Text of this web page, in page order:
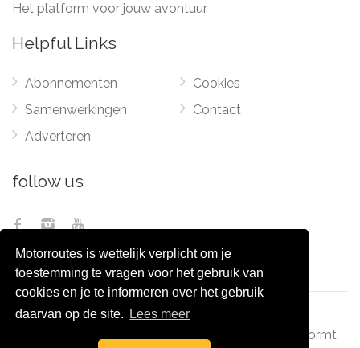
Motorroutes is wettelijk verplicht om je
toestemming te vragen voor het gebruik van
cookies en je te informeren over het gebruik
daarvan op de site.
Lees meer
Het platform voor jouw avontuur
Helpful Links
Abonnementen
Samenwerkingen
Adverteren
Cookies
Contact
follow us
vormt